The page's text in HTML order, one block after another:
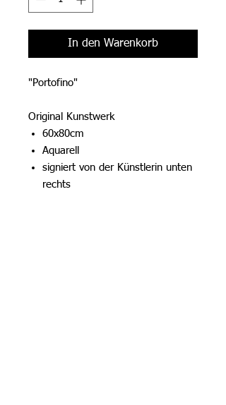
In den Warenkorb
"Portofino"
Original Kunstwerk
60x80cm
Aquarell
signiert von der Künstlerin unten
rechts